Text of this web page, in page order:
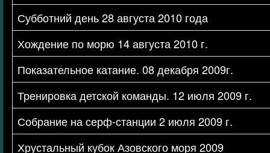
Субботний день 28 августа 2010 года
Хождение по морю 14 августа 2010 г.
Показательное катание. 08 декабря 2009г.
Тренировка детской команды. 12 июля 2009 г.
Собрание на серф-станции 2 июля 2009 г.
Хрустальный кубок Азовского моря 2009